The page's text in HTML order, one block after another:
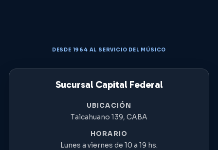
DESDE 1964 AL SERVICIO DEL MÚSICO
Sucursal Capital Federal
UBICACIÓN
Talcahuano 139, CABA
HORARIO
Lunes a viernes de 10 a 19 hs.